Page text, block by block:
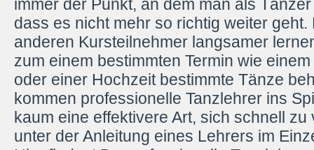
immer der Punkt, an dem man als
dass es nicht mehr so richtig weiter geht.
anderen Kursteilnehmer langsamer
zum einem bestimmten Termin wie
oder einer Hochzeit bestimmte Tänze
kommen professionelle Tanzlehrer ins
kaum eine effektivere Art, sich schnell
unter der Anleitung eines Lehrers im